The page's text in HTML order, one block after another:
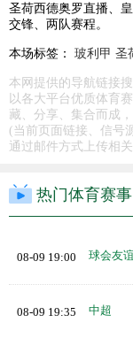
圣荷西德奥罗直播、
交锋、两队赛程。
本场标签： 玻利甲 圣
本网提供的导航链接
以各大平台优质体育
藏、分享、集合而成
(当前页面链接、信号
通过邮件方式上传相
热门体育赛事
08-09 19:00 球会友
08-09 19:35 中超